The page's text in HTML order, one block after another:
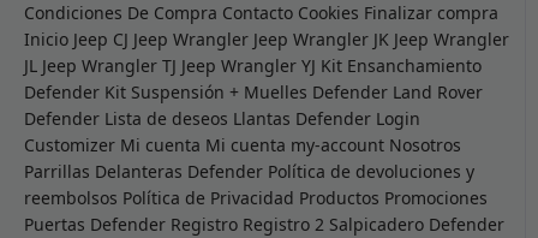
Condiciones De Compra Contacto Cookies Finalizar compra
Inicio Jeep CJ Jeep Wrangler Jeep Wrangler JK Jeep Wrangler
JL Jeep Wrangler TJ Jeep Wrangler YJ Kit Ensanchamiento
Defender Kit Suspensión + Muelles Defender Land Rover
Defender Lista de deseos Llantas Defender Login
Customizer Mi cuenta Mi cuenta my-account Nosotros
Parrillas Delanteras Defender Política de devoluciones y
reembolsos Política de Privacidad Productos Promociones
Puertas Defender Registro Registro 2 Salpicadero Defender